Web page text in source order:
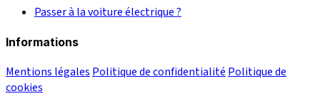
Passer à la voiture électrique ?
Informations
Mentions légales Politique de confidentialité Politique de
cookies